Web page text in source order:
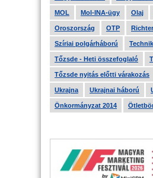
MOL Mol-INA-ügy Olaj
Oroszország OTP Richter
Szíriai polgárháború
Tőzsde - Heti összefoglaló
Tőzsde nyitás előtti várakozás
Ukrajna Ukrajnai háború
Önkormányzat 2014